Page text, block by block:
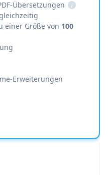
Übersetzungen
i
einer Größe von 100
Erweiterungen